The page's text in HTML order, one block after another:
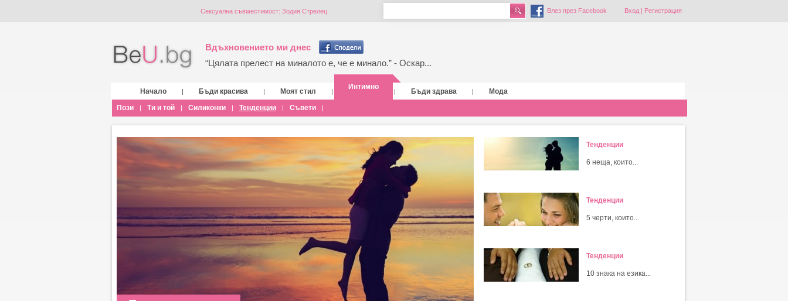
Сексуална съвместимост: Зодия Стрелец Влез през Facebook Вход| Регистрация
Вдъхновението ми днес
“Цялата прелест на миналото е, че е минало.” - Оскар...
Начало | Бъди красива | Моят стил |
Интимно
| Бъди здрава |
Мода
Пози
| Ти и той | Силиконки | Тенденции | Съвети |
Тенденции
6 неща, които...
Тенденции
5 черти, които...
Тенденции
10 знака на езика...